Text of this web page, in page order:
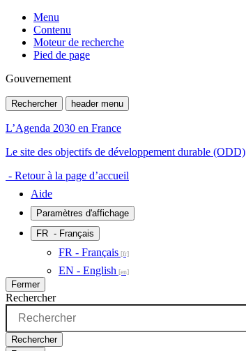
Menu
Contenu
Moteur de recherche
Pied de page
Gouvernement
Rechercher header menu
L’Agenda 2030 en France
Le site des objectifs de développement durable (ODD)
- Retour à la page d’accueil
Aide
Paramètres d'affichage
FR - Français
FR - Français
EN - English
Fermer
Rechercher
Rechercher